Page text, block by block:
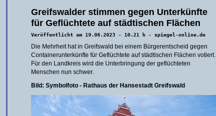
Greifswalder stimmen gegen Unterkünfte
für Geflüchtete auf städtischen Flächen
Veröffentlicht am 19.06.2023 - 10.21 h - spiegel-online.de
Die Mehrheit hat in Greifswald bei einem Bürgerentscheid gegen
Containerunterkünfte für Geflüchtete auf städtischen Flächen votiert.
Für den Landkreis wird die Unterbringung der geflüchteten
Menschen nun schwer.
Bild: Symbolfoto - Rathaus der Hansestadt Greifswald